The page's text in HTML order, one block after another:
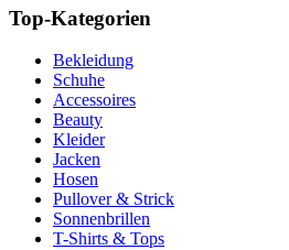
Top-Kategorien
Bekleidung
Schuhe
Accessoires
Beauty
Kleider
Jacken
Hosen
Pullover & Strick
Sonnenbrillen
T-Shirts & Tops